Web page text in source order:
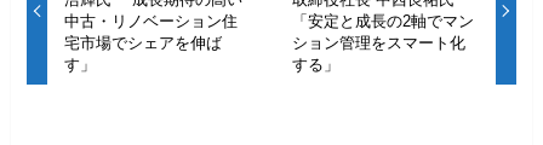
中古・リノベーション住
宅市場でシェアを伸ば
す」
「安定と成長の2軸でマン
ション管理をスマート化
する」